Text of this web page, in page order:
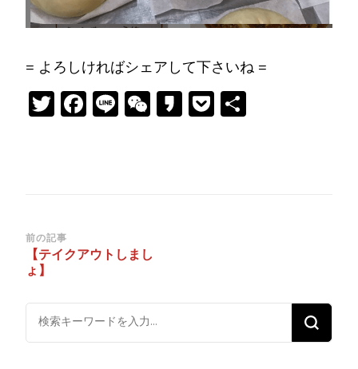
= よろしければシェアして下さいね =
Twitter
Facebook
LineWeChat
KakaoPocket
投
稿
ビ
ゲ
前の記事
【テイクアウトしまし
ょ】
な
に